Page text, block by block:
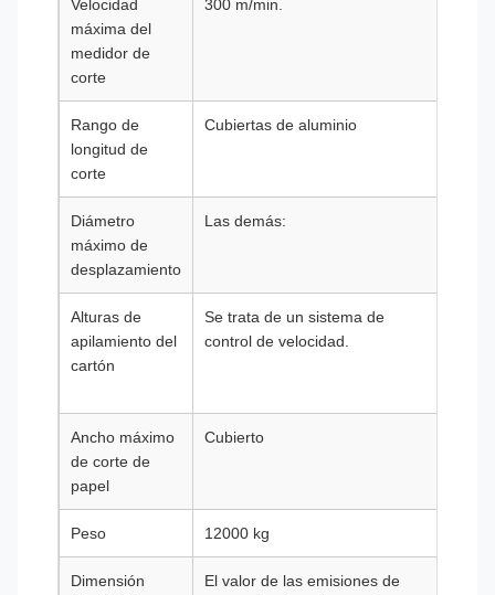
Velocidad
máxima del
medidor de
corte
300 m/min.
Rango de
longitud de
corte
Cubiertas de aluminio
Diámetro
máximo de
desplazamiento
Las demás:
Alturas de
apilamiento del
cartón
Se trata de un sistema de
control de velocidad.
Ancho máximo
de corte de
papel
Cubierto
Peso 12000 kg
Dimensión
El valor de las emisiones de